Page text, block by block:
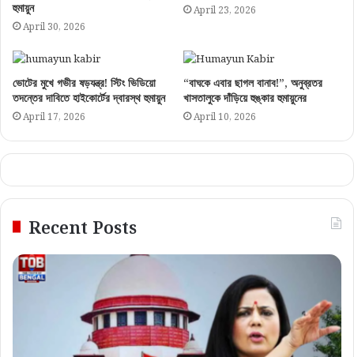
হুমায়ুন
April 30, 2026
April 23, 2026
ভোটের মুখে গভীর ষড়যন্ত্র! স্টিং ভিডিয়ো
তদন্তের দাবিতে হাইকোর্টের দ্বারস্থ হুমায়ুন
April 17, 2026
“বাঘকে এবার ছাগল বানাব!”, অনুব্রতর
খাসতালুকে দাঁড়িয়ে হুঙ্কার হুমায়ুনের
April 10, 2026
Recent Posts